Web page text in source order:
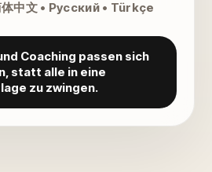
体中文 • Русский • Türkçe
Coaching passen sich
statt alle in eine
zu zwingen.